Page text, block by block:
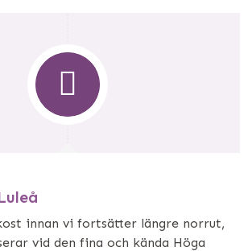
innan vi fortsätter längre norrut,
vid den fina och kända Höga